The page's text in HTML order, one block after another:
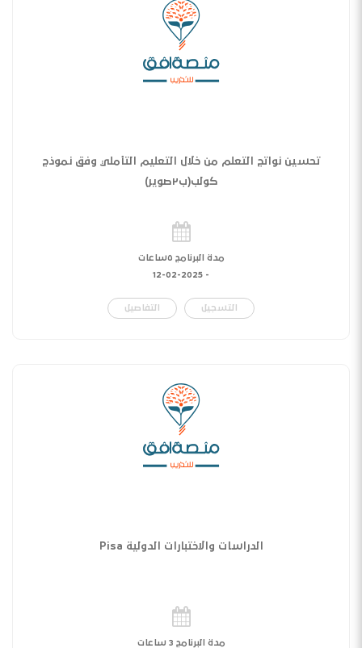
تحسين نواتج التعلم من خلال التعليم التأملي وفق نموذج
كولب(ب٢صوير)
مدة البرنامج ٥ساعات
-
12-02-2025
التسجيل التفاصيل
الدراسات والاختبارات الدولية Pisa
مدة البرنامج 3 ساعات